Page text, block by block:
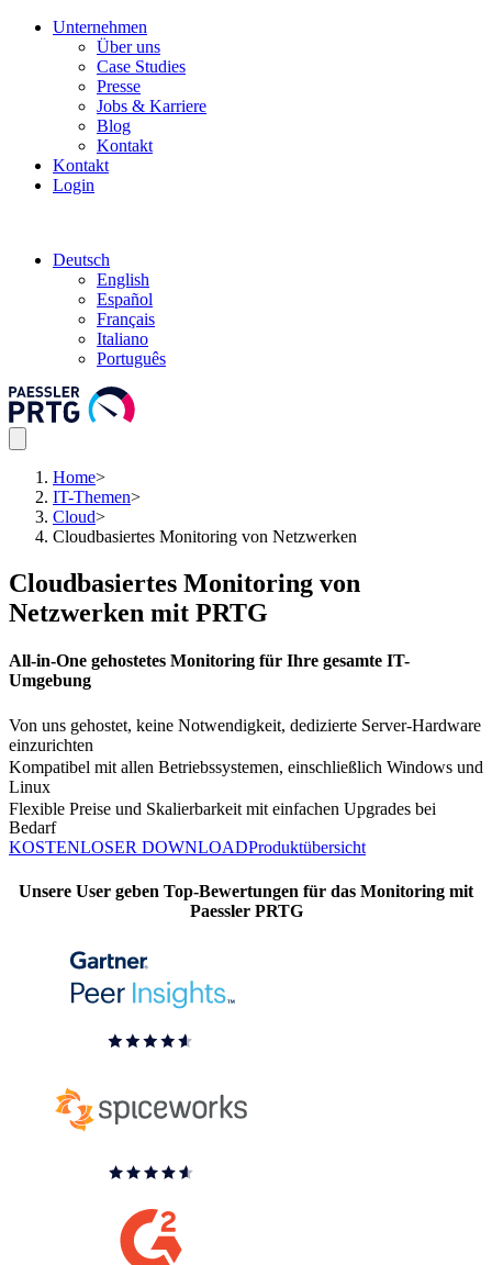
Unternehmen
Über uns
Case Studies
Presse
Jobs & Karriere
Blog
Kontakt
Kontakt
Login
Deutsch
English
Español
Français
Italiano
Português
Home>
IT-Themen>
Cloud>
Cloudbasiertes Monitoring von Netzwerken
Cloudbasiertes Monitoring von
Netzwerken mit PRTG
All-in-One gehostetes Monitoring für Ihre gesamte IT-
Umgebung
Von uns gehostet, keine Notwendigkeit, dedizierte Server-Hardware
einzurichten
Kompatibel mit allen Betriebssystemen, einschließlich Windows und
Linux
Flexible Preise und Skalierbarkeit mit einfachen Upgrades bei
Bedarf
KOSTENLOSER DOWNLOADProduktübersicht
Unsere User geben Top-Bewertungen für das Monitoring mit
Paessler PRTG